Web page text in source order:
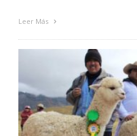
Leer Más